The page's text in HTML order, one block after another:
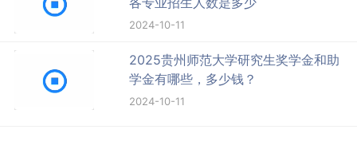
2024-10-11
2025贵州师范大学研究生奖学金和助
学金有哪些，多少钱？
2024-10-11